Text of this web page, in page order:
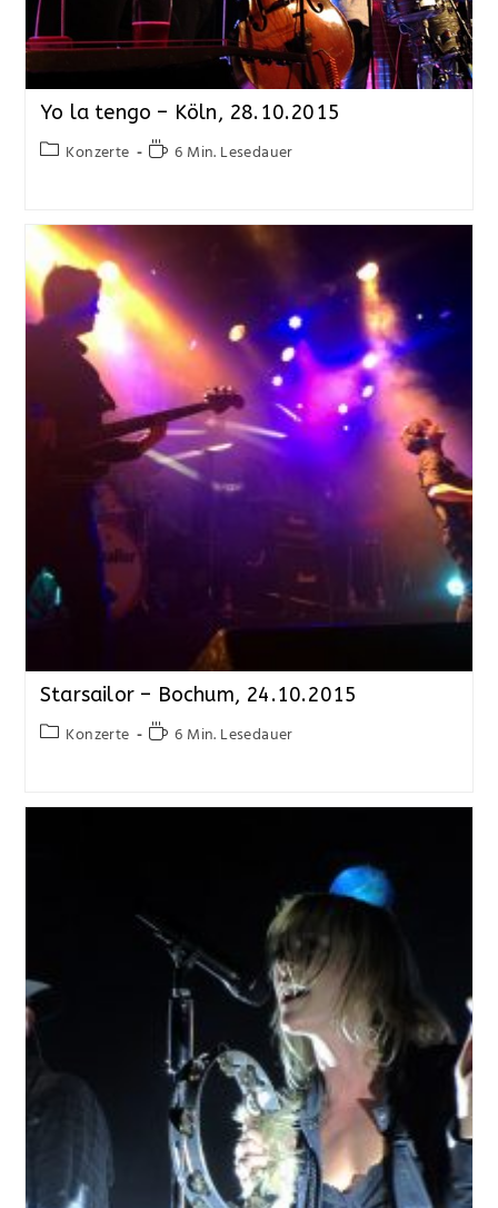
Yo la tengo – Köln, 28.10.2015
Konzerte 6 Min. Lesedauer
Starsailor – Bochum, 24.10.2015
Konzerte 6 Min. Lesedauer